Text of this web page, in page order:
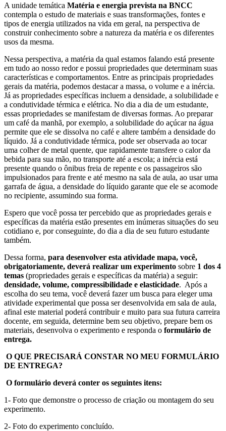
A unidade temática Matéria e energia prevista na BNCC
contempla o estudo de materiais e suas transformações, fontes e
tipos de energia utilizados na vida em geral, na perspectiva de
construir conhecimento sobre a natureza da matéria e os diferentes
usos da mesma.
Nessa perspectiva, a matéria da qual estamos falando está presente
em tudo ao nosso redor e possui propriedades que determinam suas
características e comportamentos. Entre as principais propriedades
gerais da matéria, podemos destacar a massa, o volume e a inércia.
Já as propriedades específicas incluem a densidade, a solubilidade e
a condutividade térmica e elétrica. No dia a dia de um estudante,
essas propriedades se manifestam de diversas formas. Ao preparar
um café da manhã, por exemplo, a solubilidade do açúcar na água
permite que ele se dissolva no café e altere também a densidade do
líquido. Já a condutividade térmica, pode ser observada ao tocar
uma colher de metal quente, que rapidamente transfere o calor da
bebida para sua mão, no transporte até a escola; a inércia está
presente quando o ônibus freia de repente e os passageiros são
impulsionados para frente e até mesmo na sala de aula, ao usar uma
garrafa de água, a densidade do líquido garante que ele se acomode
no recipiente, assumindo sua forma.
Espero que você possa ter percebido que as propriedades gerais e
específicas da matéria estão presentes em inúmeras situações do seu
cotidiano e, por conseguinte, do dia a dia de seu futuro estudante
também.
Dessa forma, para desenvolver esta atividade mapa, você,
obrigatoriamente, deverá realizar um experimento sobre 1 dos 4
temas (propriedades gerais e específicas da matéria) a seguir:
densidade, volume, compressibilidade e elasticidade. Após a
escolha do seu tema, você deverá fazer um busca para eleger uma
atividade experimental que possa ser desenvolvida em sala de aula,
afinal este material poderá contribuir e muito para sua futura carreira
docente, em seguida, determine bem seu objetivo, prepare bem os
materiais, desenvolva o experimento e responda o formulário de
entrega.
O QUE PRECISARÁ CONSTAR NO MEU FORMULÁRIO
DE ENTREGA?
O formulário deverá conter os seguintes itens:
1- Foto que demonstre o processo de criação ou montagem do seu
experimento.
2- Foto do experimento concluído.